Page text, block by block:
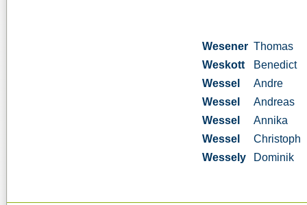
Wesener Thomas
Weskott
Benedict
Wessel
Andre
Wessel
Andreas
Wessel
Annika
Wessel
Christoph
Wessely
Dominik